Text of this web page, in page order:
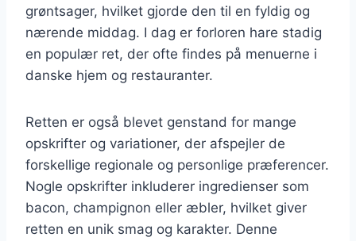
grøntsager, hvilket gjorde den til en fyldig og
nærende middag. I dag er forloren hare stadig
en populær ret, der ofte findes på menuerne i
danske hjem og restauranter.
Retten er også blevet genstand for mange
opskrifter og variationer, der afspejler de
forskellige regionale og personlige præferencer.
Nogle opskrifter inkluderer ingredienser som
bacon, champignon eller æbler, hvilket giver
retten en unik smag og karakter. Denne